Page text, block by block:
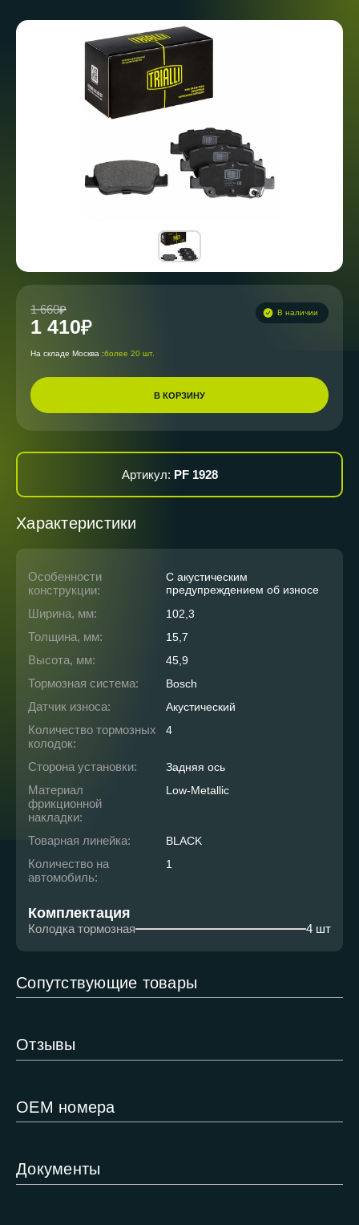
1 660
1 410
В наличии
На складе Москва :более 20 шт.
В КОРЗИНУ
Артикул: PF 1928
Характеристики
Особенности
конструкции:
С акустическим
предупреждением об износе
Ширина, мм: 102,3
Толщина, мм: 15,7
Высота, мм: 45,9
Тормозная система: Bosch
Датчик износа: Акустический
Количество тормозных
колодок:
4
Сторона установки: Задняя ось
Материал
фрикционной
накладки:
Low-Metallic
Товарная линейка: BLACK
Количество на
автомобиль:
1
Комплектация
Колодка тормозная 4 шт
Сопутствующие товары
Отзывы
ОЕМ номера
Документы